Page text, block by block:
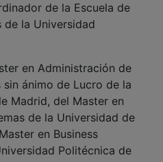
de la Escuela de
de la Universidad
en Administración de
ánimo de Lucro de la
Madrid, del Master en
de la Universidad de
en Business
Politécnica de